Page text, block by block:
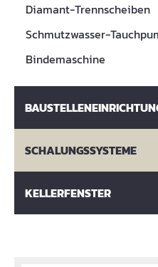
Diamant-Trennscheiben
Schmutzwasser-
Bindemaschine
SCHALUNGSSYSTEME
KELLERFENSTER